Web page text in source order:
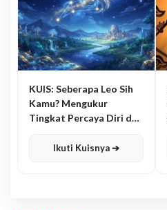
KUIS: Seberapa Leo Sih
Kamu? Mengukur
Tingkat Percaya Diri dan
Ikuti Kuisnya ➔